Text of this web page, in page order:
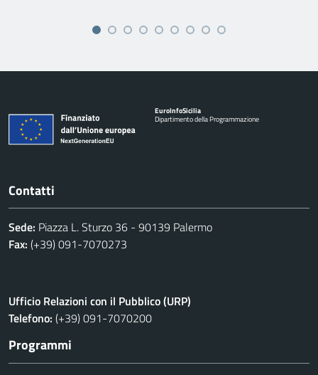
EuroInfoSicilia
Dipartimento della Programmazione
Contatti
Sede: Piazza L. Sturzo 36 - 90139 Palermo
Fax: (+39) 091-7070273
Ufficio Relazioni con il Pubblico (URP)
Telefono: (+39) 091-7070200
Programmi